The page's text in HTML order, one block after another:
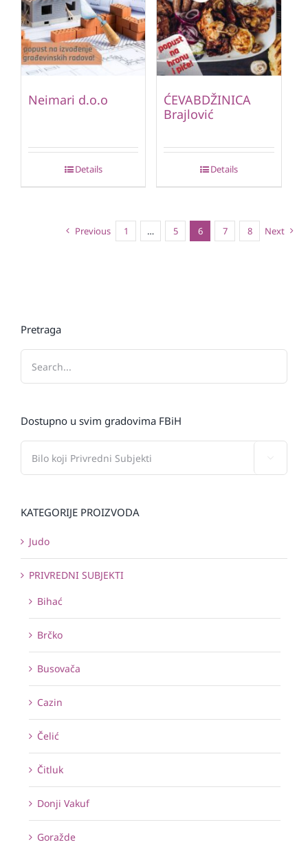
Neimari d.o.o
Details
ĆEVABDŽINICA
Brajlović
Details
Previous 1 … 5 6 7 8 Next
Pretraga
Dostupno u svim gradovima FBiH
KATEGORIJE PROIZVODA
Judo
PRIVREDNI SUBJEKTI
Bihać
Brčko
Busovača
Cazin
Čelić
Čitluk
Donji Vakuf
Goražde